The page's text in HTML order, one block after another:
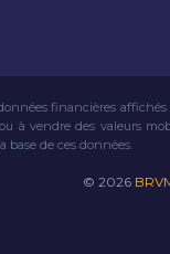
financières
à vendre des valeurs
base de ces données.
© 2026